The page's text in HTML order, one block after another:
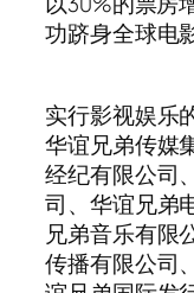
功跻身全球电
实行影视娱乐
华谊兄弟传媒
经纪有限公司
司、华谊兄弟
兄弟音乐有限
传播有限公司